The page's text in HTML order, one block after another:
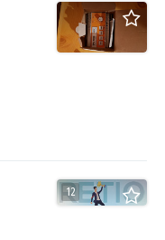
12